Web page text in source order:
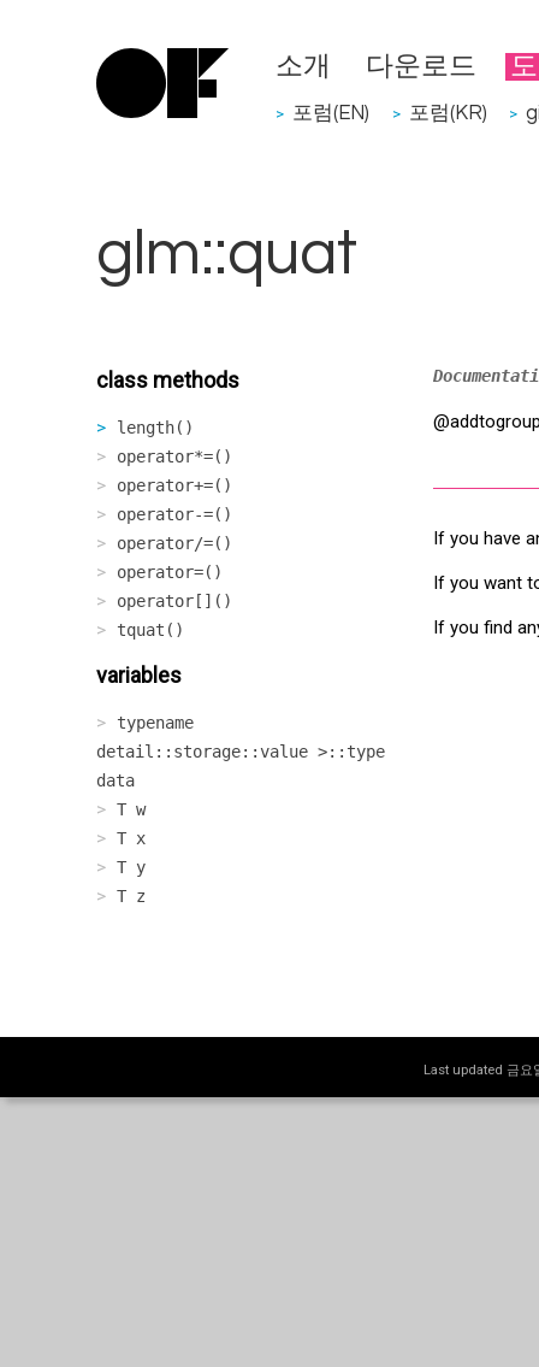
소개 다운로드
> 포럼(EN) > 포럼(KR) >
glm::quat
class methods
length()
operator*=()
operator+=()
operator-=()
operator/=()
operator=()
operator[]()
tquat()
variables
typename
detail::storage::value >::type
data
T w
T x
T y
T z
If you have
If you want
If you find
Last updated 금